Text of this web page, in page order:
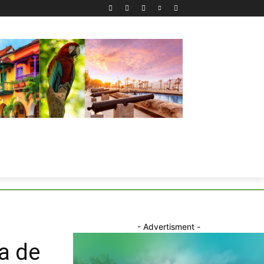
de
- Advertisment -